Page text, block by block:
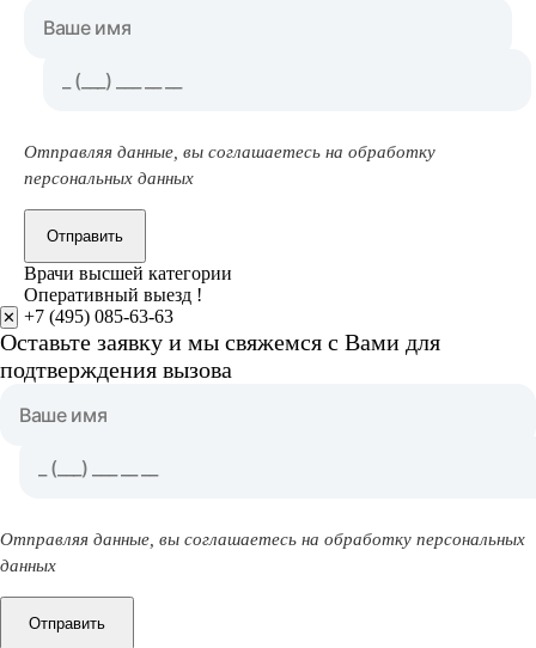
Отправляя данные, вы соглашаетесь на обработку
персональных данных
Отправить
Врачи высшей категории
Оперативный выезд !
+7 (495) 085-63-63
✕
Оставьте заявку и мы свяжемся с Вами для
подтверждения вызова
Отправляя данные, вы соглашаетесь на обработку персональных
данных
Отправить